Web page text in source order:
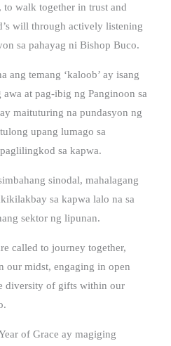
walk together in trust and
will through actively listening
sa pahayag ni Bishop Buco.
ang temang ‘kaloob’ ay isang
at pag-ibig ng Panginoon sa
maituturing na pundasyon ng
upang lumago sa
sa kapwa.
sinodal, mahalagang
sa kapwa lalo na sa
sektor ng lipunan.
called to journey together,
our midst, engaging in open
diversity of gifts within our
of Grace ay magiging